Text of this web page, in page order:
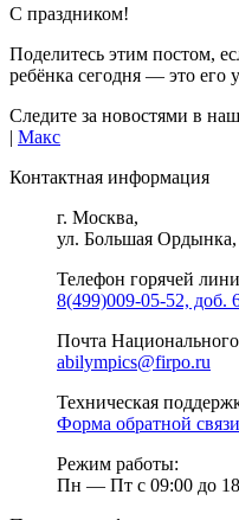
С праздником!
Поделитесь этим постом,
ребёнка сегодня — это его
Следите за новостями в
| Макс
Контактная информация
г. Москва,
ул. Большая Ордынка,
Телефон горячей
8(499)009-05-52, доб.
Почта
abilympics@firpo.ru
Техническая
Форма обратной связи
Режим работы:
Пн — Пт с 09:00 до